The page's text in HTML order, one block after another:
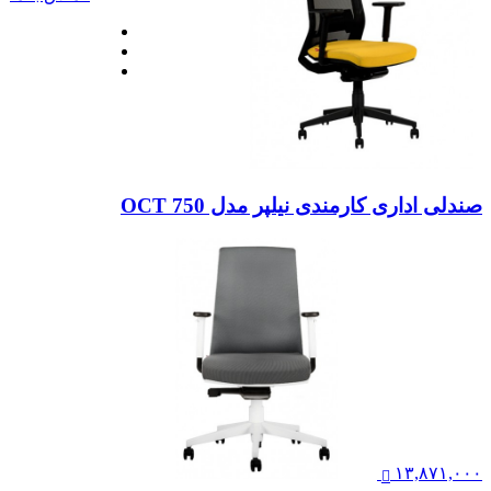
صندلی اداری کارمندی نیلپر مدل OCT 750
۱۳,۸۷۱,۰۰۰